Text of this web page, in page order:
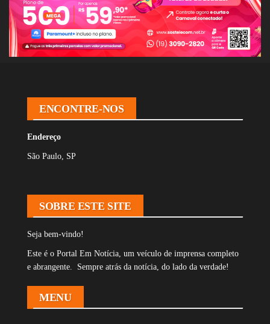
ENCONTRE-NOS
Endereço
São Paulo, SP
SOBRE ESTE SITE
Seja bem-vindo!
Este é o Portal Em Notícia, um veículo de imprensa completo
e abrangente. Sempre atrás da notícia, do lado da verdade!
MENU